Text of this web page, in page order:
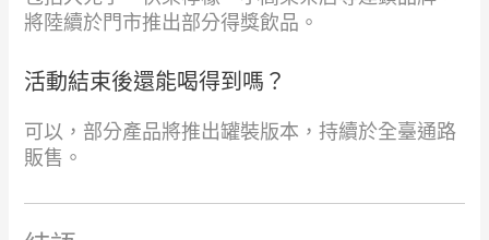
將陸續於門市推出部分得獎飲品。
活動結束後還能喝得到嗎？
可以，部分產品將推出罐裝版本，持續於全臺通路
販售。